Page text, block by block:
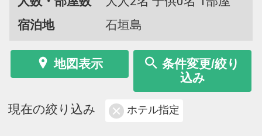
宿泊地
石垣島
地図表示
条件変更/絞り
込み
現在の絞り込み ホテル指定